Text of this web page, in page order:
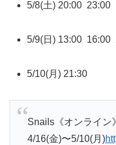
5/8(土) 20:00 23:00
5/9(日) 13:00 16:00
5/10(月) 21:30
Snails《オンライン》
4/16(金)〜5/10(月)